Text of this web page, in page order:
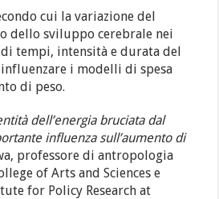
cui la variazione del
dello sviluppo cerebrale nei
tempi, intensità e durata del
i modelli di spesa
di peso.
dell’energia bruciata dal
influenza sull’aumento di
professore di antropologia
of Arts and Sciences e
for Policy Research at